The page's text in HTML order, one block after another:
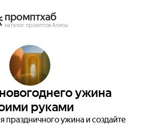
промптхаб
каталог промптов Алисы
ужина
руками
праздничного ужина и создайте